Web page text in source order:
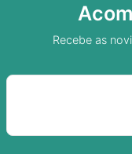
Recebe as